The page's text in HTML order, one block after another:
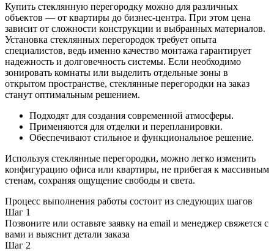
Купить стеклянную перегородку можно для различных
объектов — от квартиры до бизнес-центра. При этом цена
зависит от сложности конструкции и выбранных материалов.
Установка стеклянных перегородок требует опыта
специалистов, ведь именно качество монтажа гарантирует
надежность и долговечность системы. Если необходимо
зонировать комнаты или выделить отдельные зоны в
открытом пространстве, стеклянные перегородки на заказ
станут оптимальным решением.
Подходят для создания современной атмосферы.
Применяются для отделки и перепланировки.
Обеспечивают стильное и функциональное решение.
Используя стеклянные перегородки, можно легко изменить
конфигурацию офиса или квартиры, не прибегая к массивным
стенам, сохраняя ощущение свободы и света.
Процесс выполнения работы состоит из следующих шагов
Шаг 1
Позвоните или оставьте заявку на email и менеджер свяжется с
вами и выяснит детали заказа
Шаг 2